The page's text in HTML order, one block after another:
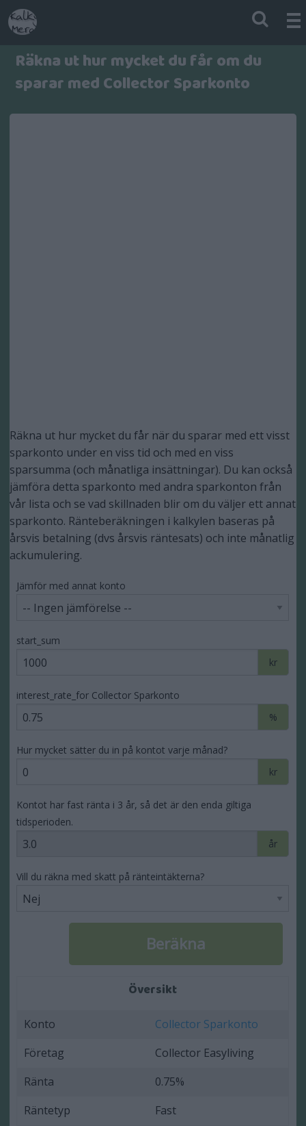
Räkna ut hur mycket du får om du
sparar med Collector Sparkonto
Räkna ut hur mycket du får när du sparar med ett visst
sparkonto under en viss tid och med en viss
sparsumma (och månatliga insättningar). Du kan också
jämföra detta sparkonto med andra sparkonton från
vår lista och se vad skillnaden blir om du väljer ett annat
sparkonto. Ränteberäkningen i kalkylen baseras på
årsvis betalning (dvs årsvis räntesats) och inte månatlig
ackumulering.
Jämför med annat konto
start_sum
kr
interest_rate_for Collector Sparkonto
%
Hur mycket sätter du in på kontot varje månad?
kr
Kontot har fast ränta i 3 år, så det är den enda giltiga
tidsperioden.
år
Vill du räkna med skatt på ränteintäkterna?
Översikt
Konto
Collector Sparkonto
Företag
Collector Easyliving
Ränta
0.75%
Räntetyp
Fast